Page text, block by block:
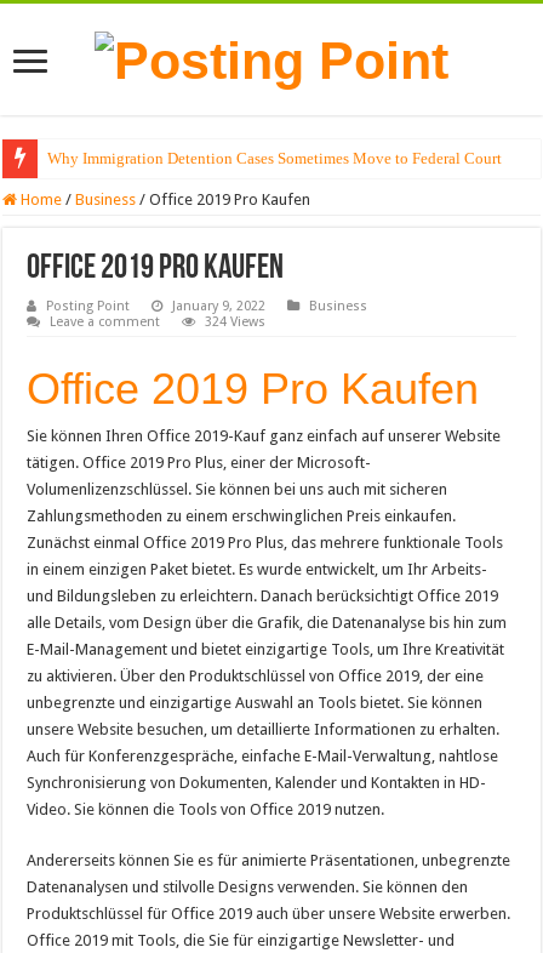
Why Immigration Detention Cases Sometimes Move to Federal Court
The Alchemy of Light: Designing Shadows with Japanese Dolls and
Home / Business / Office 2019 Pro Kaufen
Office 2019 Pro Kaufen
Posting Point January 9, 2022
Business
Leave a comment
324 Views
Office 2019 Pro Kaufen
Sie können Ihren Office 2019-Kauf ganz einfach auf unserer Website
tätigen. Office 2019 Pro Plus, einer der Microsoft-
Volumenlizenzschlüssel. Sie können bei uns auch mit sicheren
Zahlungsmethoden zu einem erschwinglichen Preis einkaufen.
Zunächst einmal Office 2019 Pro Plus, das mehrere funktionale Tools
in einem einzigen Paket bietet. Es wurde entwickelt, um Ihr Arbeits-
und Bildungsleben zu erleichtern. Danach berücksichtigt Office 2019
alle Details, vom Design über die Grafik, die Datenanalyse bis hin zum
E-Mail-Management und bietet einzigartige Tools, um Ihre Kreativität
zu aktivieren. Über den Produktschlüssel von Office 2019, der eine
unbegrenzte und einzigartige Auswahl an Tools bietet. Sie können
unsere Website besuchen, um detaillierte Informationen zu erhalten.
Auch für Konferenzgespräche, einfache E-Mail-Verwaltung, nahtlose
Synchronisierung von Dokumenten, Kalender und Kontakten in HD-
Video. Sie können die Tools von Office 2019 nutzen.
Andererseits können Sie es für animierte Präsentationen, unbegrenzte
Datenanalysen und stilvolle Designs verwenden. Sie können den
Produktschlüssel für Office 2019 auch über unsere Website erwerben.
Office 2019 mit Tools, die Sie für einzigartige Newsletter- und